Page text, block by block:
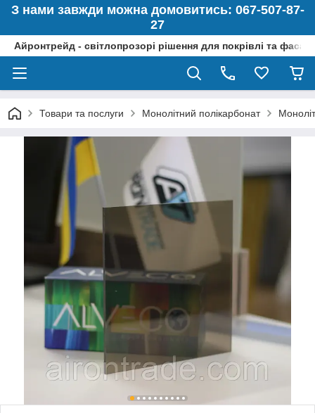
З нами завжди можна домовитись: 067-507-87-
27
Айронтрейд - світлопрозорі рішення для покрівлі та
Товари та послуги Монолітний полікарбонат